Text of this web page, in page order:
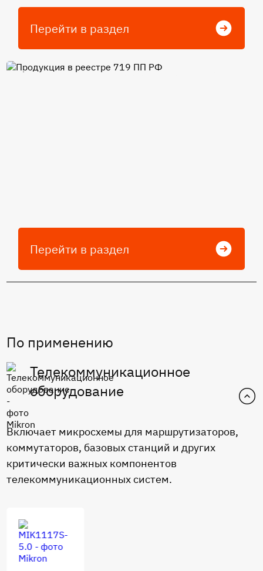
Перейти в раздел
Продукция в реестре 719 ПП
Перейти в раздел
По применению
Телекоммуникационное
оборудование
Включает микросхемы для маршрутизаторов,
коммутаторов, базовых станций и других
критически важных компонентов
телекоммуникационных систем.